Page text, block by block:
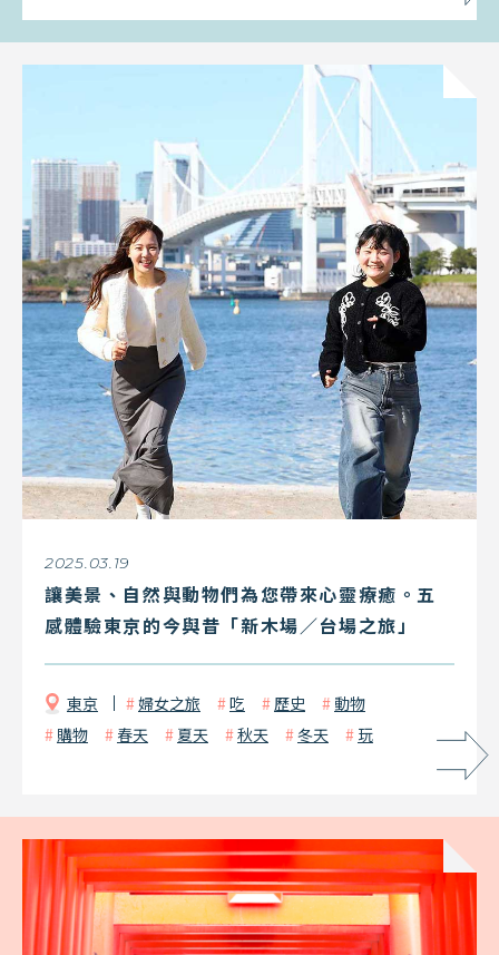
2025.03.19
讓美景、自然與動物們為您帶來心靈療癒。五
感體驗東京的今與昔「新木場／台場之旅」
東京 婦女之旅 吃 歷史
動物
購物
春天 夏天 秋天 冬天 玩